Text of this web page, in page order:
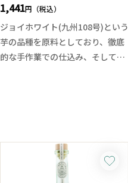
1,441円（税込）
ジョイホワイト(九州108号)という
芋の品種を原料としており、徹底
的な手作業での仕込み、そして3
ておりますが、ジョイホワイトは
サラリとした清涼感にドライな印
象があります。飲みやすく、焼酎